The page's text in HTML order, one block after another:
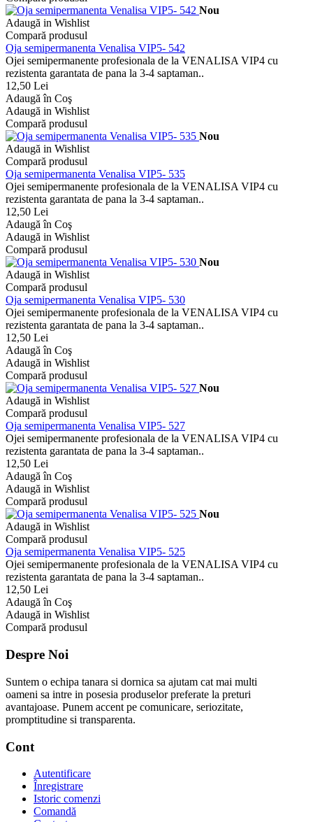
Nou
Adaugă in Wishlist
Compară produsul
Oja semipermanenta Venalisa VIP5- 542
Ojei semipermanente profesionala de la VENALISA VIP4 cu
rezistenta garantata de pana la 3-4 saptaman..
12,50 Lei
Adaugă în Coş
Adaugă in Wishlist
Compară produsul
Nou
Adaugă in Wishlist
Compară produsul
Oja semipermanenta Venalisa VIP5- 535
Ojei semipermanente profesionala de la VENALISA VIP4 cu
rezistenta garantata de pana la 3-4 saptaman..
12,50 Lei
Adaugă în Coş
Adaugă in Wishlist
Compară produsul
Nou
Adaugă in Wishlist
Compară produsul
Oja semipermanenta Venalisa VIP5- 530
Ojei semipermanente profesionala de la VENALISA VIP4 cu
rezistenta garantata de pana la 3-4 saptaman..
12,50 Lei
Adaugă în Coş
Adaugă in Wishlist
Compară produsul
Nou
Adaugă in Wishlist
Compară produsul
Oja semipermanenta Venalisa VIP5- 527
Ojei semipermanente profesionala de la VENALISA VIP4 cu
rezistenta garantata de pana la 3-4 saptaman..
12,50 Lei
Adaugă în Coş
Adaugă in Wishlist
Compară produsul
Nou
Adaugă in Wishlist
Compară produsul
Oja semipermanenta Venalisa VIP5- 525
Ojei semipermanente profesionala de la VENALISA VIP4 cu
rezistenta garantata de pana la 3-4 saptaman..
12,50 Lei
Adaugă în Coş
Adaugă in Wishlist
Compară produsul
Despre Noi
Suntem o echipa tanara si dornica sa ajutam cat mai multi
oameni sa intre in posesia produselor preferate la preturi
avantajoase. Punem accent pe comunicare, seriozitate,
promptitudine si transparenta.
Cont
Autentificare
Înregistrare
Istoric comenzi
Comandă